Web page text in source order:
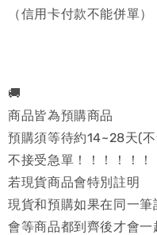
（信用卡付款不能併單）
🚚
商品皆為預購商品
預購須等待約14~28天(不
不接受急單！！！！！！
若現貨商品會特別註明
現貨和預購如果在同一筆
會等商品都到齊後才會一